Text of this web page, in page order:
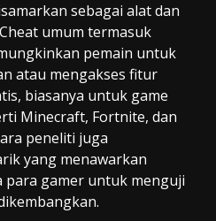
sebagai alat dan
umum termasuk
pemain untuk
atau mengakses fitur
biasanya untuk game
Minecraft, Fortnite, dan
peneliti juga
yang menawarkan
para gamer untuk menguji